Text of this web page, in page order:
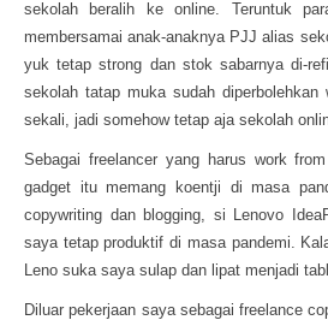
sekolah beralih ke online. Teruntuk
membersamai anak-anaknya PJJ alias
yuk tetap strong dan stok sabarnya di-
sekolah tatap muka sudah diperbolehkan
sekali, jadi somehow tetap aja sekolah
Sebagai freelancer yang harus work
gadget itu memang koentji di masa
copywriting dan blogging, si Lenovo
saya tetap produktif di masa pandemi.
Leno suka saya sulap dan lipat menjadi
Diluar pekerjaan saya sebagai freelance